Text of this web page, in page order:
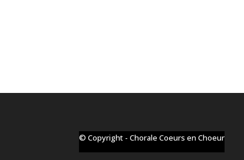
© Copyright - Chorale Coeurs en Choeur